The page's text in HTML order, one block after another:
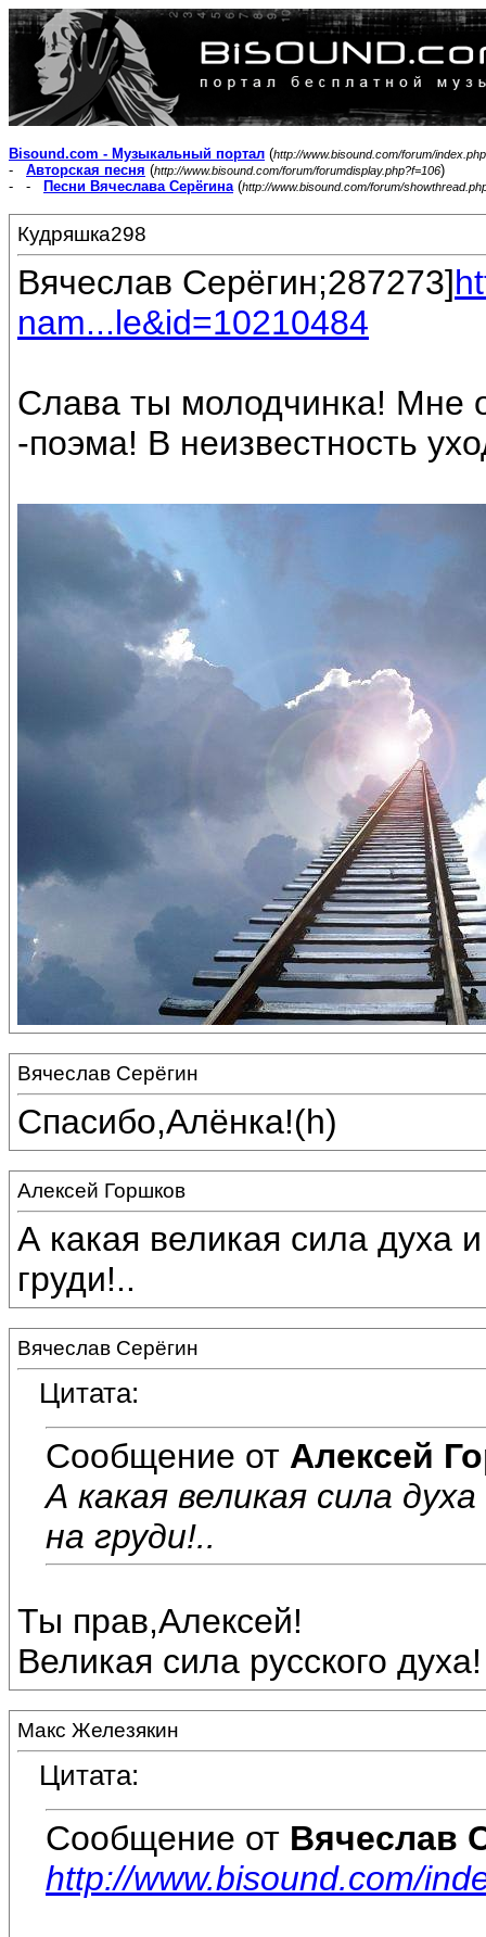
Bisound.com - Музыкальный портал (http://www.bisound.com/forum/index.php
- Авторская песня (http://www.bisound.com/forum/forumdisplay.php?f=106)
- -
Песни Вячеслава Серёгина(http://www.bisound.com/forum/
Кудряшка298
Вячеслав Серёгин;287273]
nam...le&id=10210484
Слава ты молодчинка! Мне
-поэма! В неизвестность
Вячеслав Серёгин
Спасибо,Алёнка!(h)
Алексей Горшков
А какая великая сила духа
груди!..
Вячеслав Серёгин
Цитата:
Сообщение от Алексей
А какая великая сила
на груди!..
Ты прав,Алексей!
Великая сила русского духа!
Макс Железякин
Цитата:
Сообщение от Вячеслав
http://www.bisound.com/